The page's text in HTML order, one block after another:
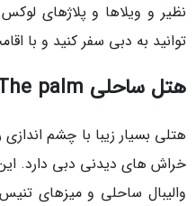
نظیر و ویلاها و پلاژهای
توانید به دبی سفر کنید و با
هتل ساحلی Fairmont The palm از هتلهای ساحلی دبی
هتلی بسیار زیبا با چشم
والیبال ساحلی و میزهای